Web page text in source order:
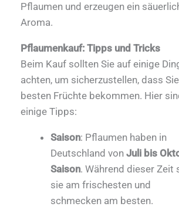
Pflaumen und erzeugen ein
Aroma.
Pflaumenkauf: Tipps und Tricks
Beim Kauf sollten Sie auf einige
achten, um sicherzustellen, dass
besten Früchte bekommen. Hier
einige Tipps:
Saison: Pflaumen haben in
Deutschland von Juli bis
Saison. Während dieser Zeit
sie am frischesten und
schmecken am besten.